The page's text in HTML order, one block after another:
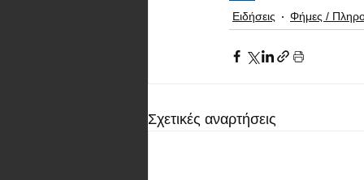
Ειδήσεις Φήμες /
Σχετικές αναρτήσεις